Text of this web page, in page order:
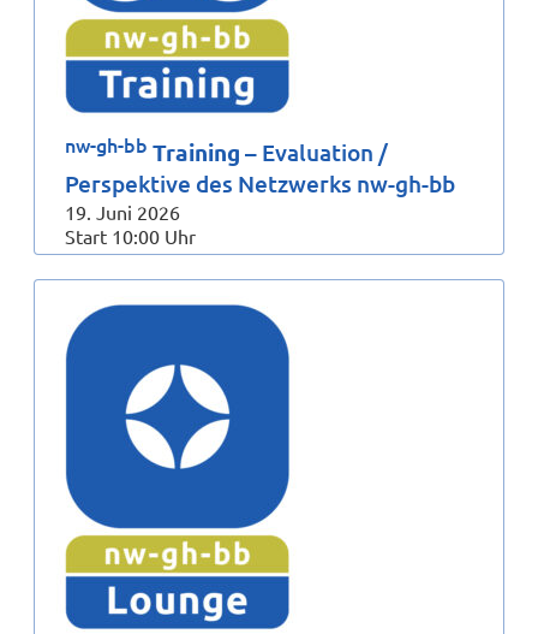
nw-gh-bb Training – Evaluation /
Perspektive des Netzwerks nw-gh-bb
19. Juni 2026
Start 10:00 Uhr